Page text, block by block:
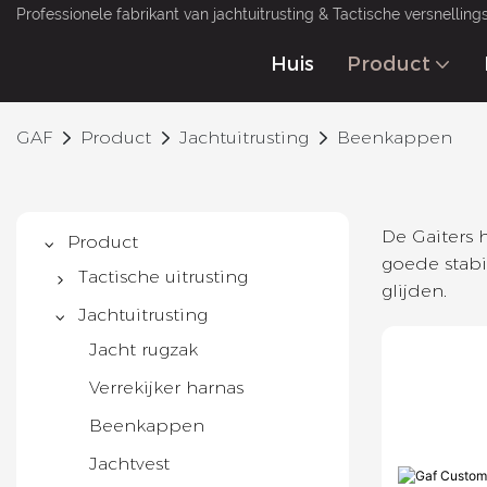
Professionele fabrikant van jachtuitrusting & Tactische
Huis Product
GAF Product Jachtuitrusting Beenkappen
Product
Tactische uitrusting
Tactisch vest
Tactische rugzak
Tactische riem
Geweer tas
Militair pak
Jachtuitrusting
Jacht rugzak
Verrekijker harnas
Beenkappen
Jachtvest
De Gaiters
goede
glijden.